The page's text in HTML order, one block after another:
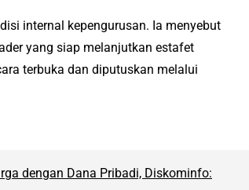
internal kepengurusan. Ia menyebut
yang siap melanjutkan estafet
terbuka dan diputuskan melalui
dengan Dana Pribadi, Diskominfo: